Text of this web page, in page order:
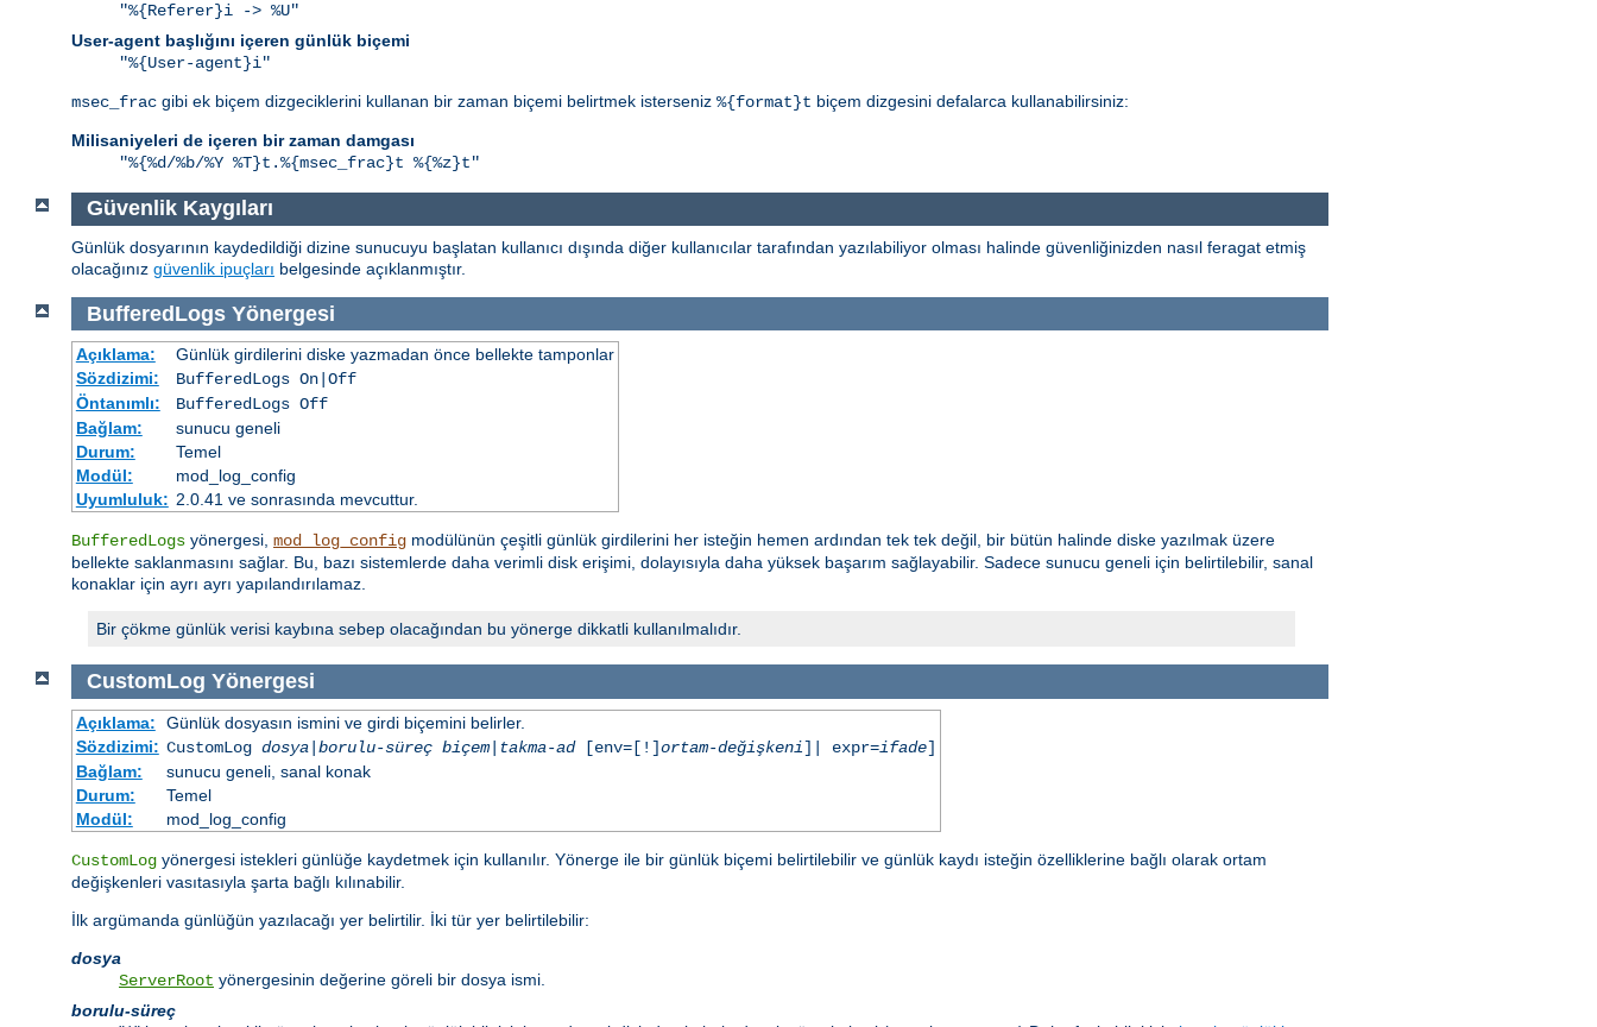
"%{Referer}i -> %U"
User-agent başlığını içeren günlük biçemi
"%{User-agent}i"
msec_frac gibi ek biçem dizgeciklerini kullanan bir zaman biçemi belirtmek isterseniz %{format}t biçem dizgesini defalarca kullanabilirsiniz:
Milisaniyeleri de içeren bir zaman damgası
"%{%d/%b/%Y %T}t.%{msec_frac}t %{%z}t"
Güvenlik Kaygıları
Günlük dosyarının kaydedildiği dizine sunucuyu başlatan kullanıcı dışında diğer kullanıcılar tarafından yazılabiliyor olması halinde güvenliğinizden nasıl feragat etmiş
olacağınız güvenlik ipuçları belgesinde açıklanmıştır.
BufferedLogs Yönergesi
Açıklama:
Günlük girdilerini diske yazmadan önce bellekte tamponlar
Sözdizimi:
BufferedLogs On|Off
Öntanımlı:
BufferedLogs Off
Bağlam:
sunucu geneli
Durum:
Temel
Modül:
mod_log_config
Uyumluluk: 2.0.41 ve sonrasında mevcuttur.
BufferedLogs yönergesi, mod_log_config modülünün çeşitli günlük girdilerini her isteğin hemen ardından tek tek değil, bir bütün halinde diske yazılmak üzere
bellekte saklanmasını sağlar. Bu, bazı sistemlerde daha verimli disk erişimi, dolayısıyla daha yüksek başarım sağlayabilir. Sadece sunucu geneli için belirtilebilir, sanal
konaklar için ayrı ayrı yapılandırılamaz.
Bir çökme günlük verisi kaybına sebep olacağından bu yönerge dikkatli kullanılmalıdır.
CustomLog Yönergesi
Açıklama:
Günlük dosyasın ismini ve girdi biçemini belirler.
Sözdizimi: CustomLog dosya|borulu-süreç biçem| takma-ad[env=[!]ortam-değişkeni]| expr=ifade]
Bağlam:
sunucu geneli, sanal konak
Durum:
Temel
Modül:
mod_log_config
CustomLog yönergesi istekleri günlüğe kaydetmek için kullanılır. Yönerge ile bir günlük biçemi belirtilebilir ve günlük kaydı isteğin özelliklerine bağlı olarak ortam
değişkenleri vasıtasıyla şarta bağlı kılınabilir.
İlk argümanda günlüğün yazılacağı yer belirtilir. İki tür yer belirtilebilir:
dosya
ServerRoot yönergesinin değerine göreli bir dosya ismi.
borulu-süreç